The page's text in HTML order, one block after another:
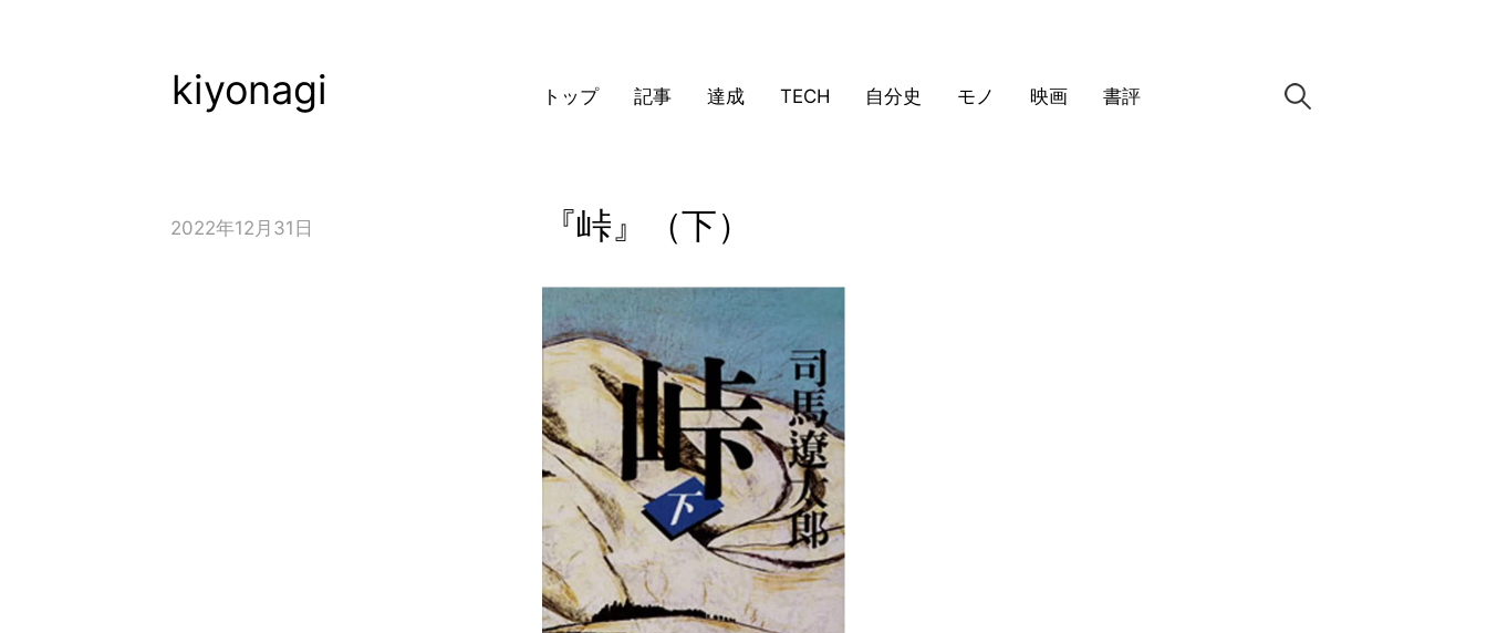
コ
ツ
kiyonagi トップ 記事 達成 TECH 自分史 モノ 映画 書評 検
2022年12月31日 『峠』（下）